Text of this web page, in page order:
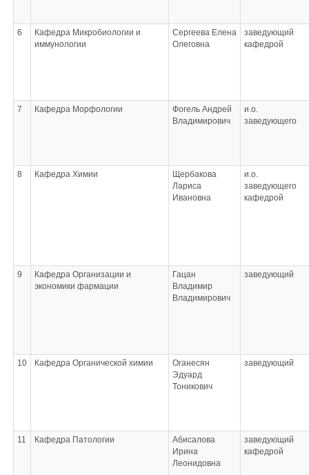
6
Кафедра Микробиологии и
иммунологии
Сергеева Елена
Олеговна
заведующий
кафедрой
7 Кафедра Морфологии
Фогель Андрей
Владимирович
и.о.
заведующего
8 Кафедра Химии
Щербакова
Лариса
Ивановна
и.о.
заведующего
кафедрой
9
Кафедра Организации и
экономики фармации
Гацан
Владимир
Владимирович
заведующий
10 Кафедра Органической химии
Оганесян
Эдуард
Тоникович
заведующий
11 Кафедра Патологии
Абисалова
Ирина
Леонидовна
заведующий
кафедрой